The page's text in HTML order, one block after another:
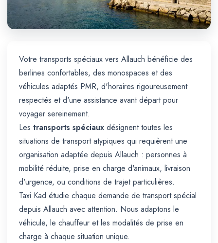
Votre transports spéciaux vers Allauch bénéficie des
berlines confortables, des monospaces et des
véhicules adaptés PMR, d'horaires rigoureusement
respectés et d'une assistance avant départ pour
voyager sereinement.
Les transports spéciaux désignent toutes les
situations de transport atypiques qui requièrent une
organisation adaptée depuis Allauch : personnes à
mobilité réduite, prise en charge d'animaux, livraison
d'urgence, ou conditions de trajet particulières.
Taxi Kad étudie chaque demande de transport spécial
depuis Allauch avec attention. Nous adaptons le
véhicule, le chauffeur et les modalités de prise en
charge à chaque situation unique.